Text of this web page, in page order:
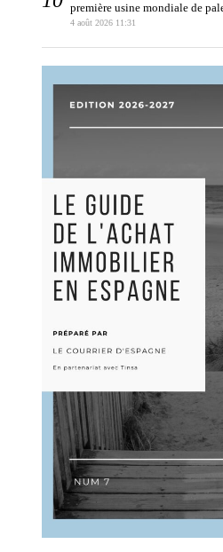
première usine mondiale de
4 août 2026 11:31